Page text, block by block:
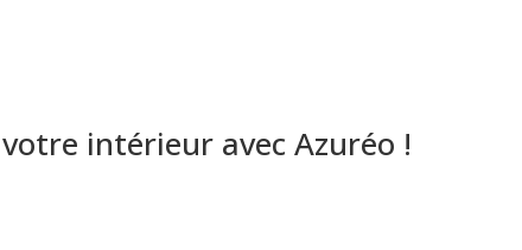
intérieur avec Azuréo !